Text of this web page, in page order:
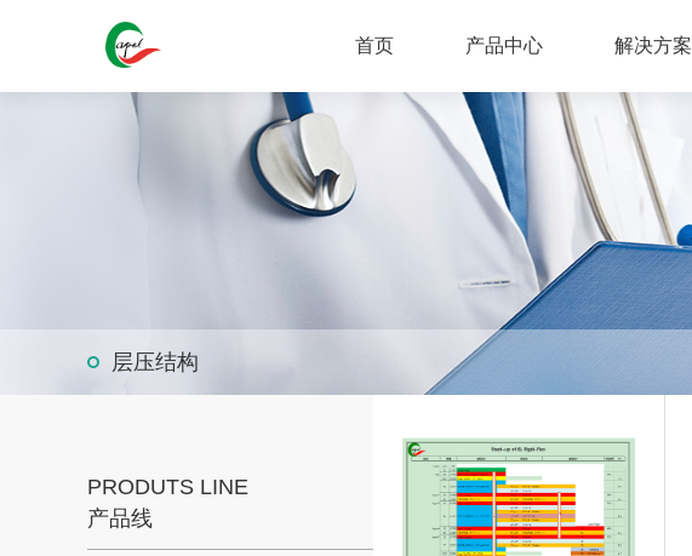
首页 产品中心 解决方案
层压结构
PRODUTS LINE
产品线